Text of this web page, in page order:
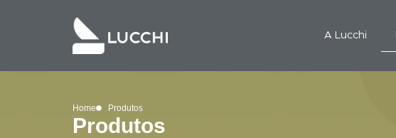
A Lucchi
Home Produtos
Produtos